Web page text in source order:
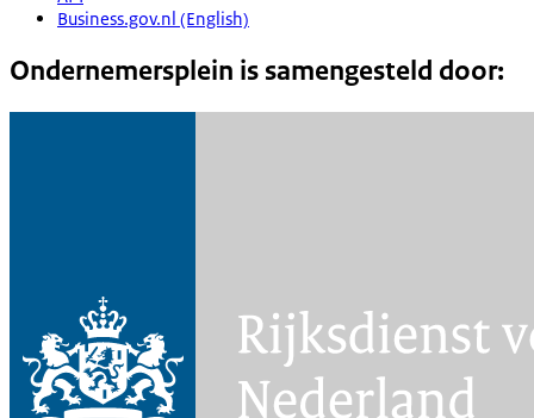
Business.gov.nl (English)
Ondernemersplein is samengesteld door: